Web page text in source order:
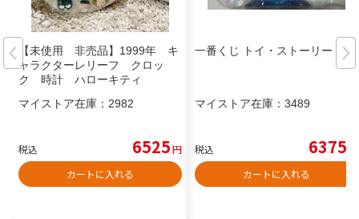
【未使用 非売品】1999年 キ
ャラクターレリーフ クロッ
ク 時計 ハローキティ
マイストア在庫： 2982
税込 6525円
カートに入れる
一番くじ トイ・ストーリー
マイストア在庫： 3489
税込 6375
カートに入れる